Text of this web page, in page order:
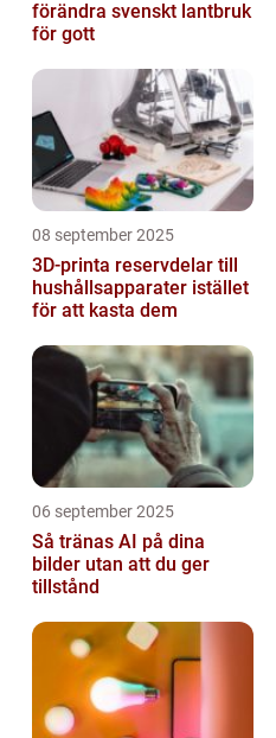
förändra svenskt lantbruk
för gott
08 september 2025
3D-printa reservdelar till
hushållsapparater istället
för att kasta dem
06 september 2025
Så tränas AI på dina
bilder utan att du ger
tillstånd